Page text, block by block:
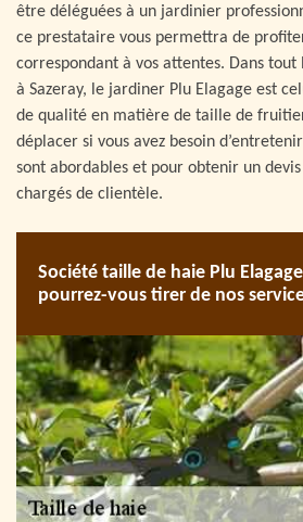
être déléguées à un jardinier
ce prestataire vous permettra de
correspondant à vos attentes. Dans
à Sazeray, le jardiner Plu Elagage est
de qualité en matière de taille de
déplacer si vous avez besoin
sont abordables et pour obtenir un
chargés de clientèle.
Société taille de haie Plu
pourrez-vous tirer de nos